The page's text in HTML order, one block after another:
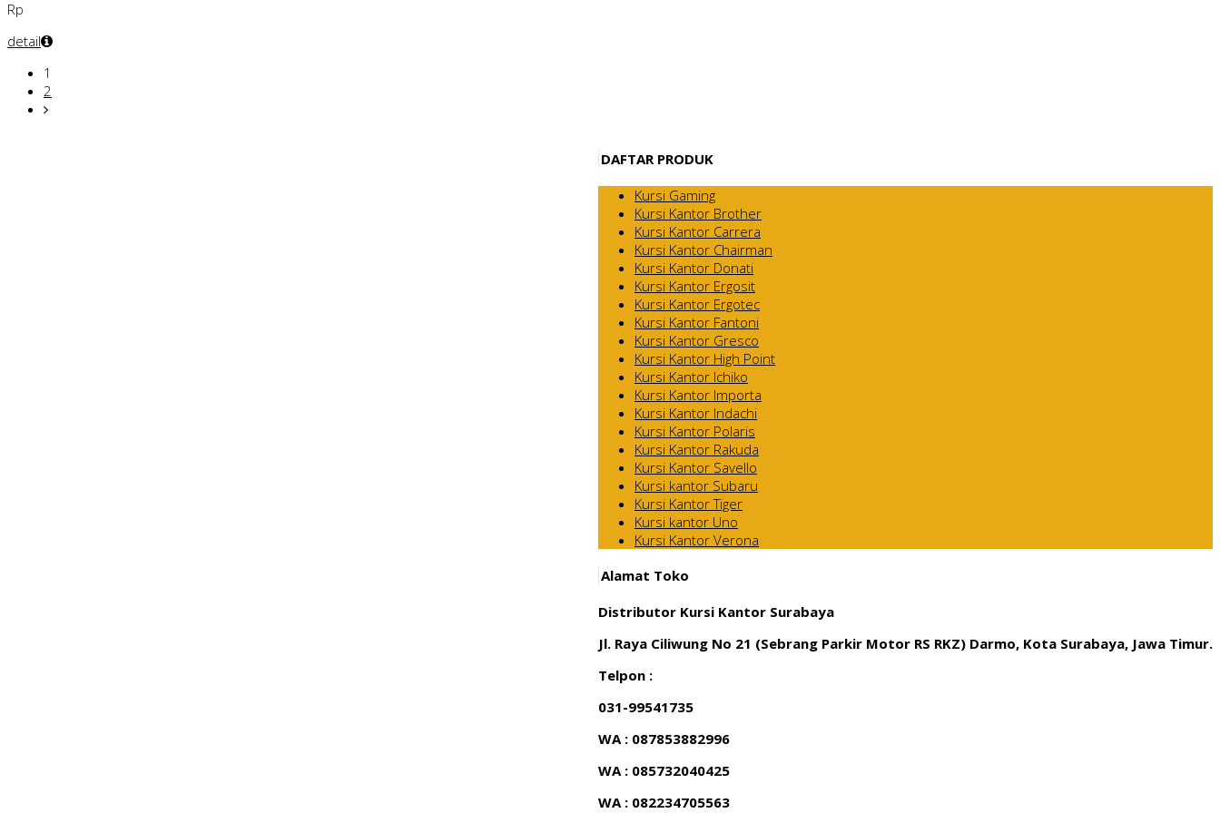
Rp
detail
1
2
DAFTAR PRODUK
Kursi Gaming
Kursi Kantor Brother
Kursi Kantor Carrera
Kursi Kantor Chairman
Kursi Kantor Donati
Kursi Kantor Ergosit
Kursi Kantor Ergotec
Kursi Kantor Fantoni
Kursi Kantor Gresco
Kursi Kantor High Point
Kursi Kantor Ichiko
Kursi Kantor Importa
Kursi Kantor Indachi
Kursi Kantor Polaris
Kursi Kantor Rakuda
Kursi Kantor Savello
Kursi kantor Subaru
Kursi Kantor Tiger
Kursi kantor Uno
Kursi Kantor Verona
Alamat Toko
Distributor Kursi Kantor Surabaya
Jl. Raya Ciliwung No 21 (Sebrang Parkir Motor RS RKZ) Darmo, Kota Surabaya, Jawa Timur.
Telpon :
031-99541735
WA : 087853882996
WA : 085732040425
WA : 082234705563